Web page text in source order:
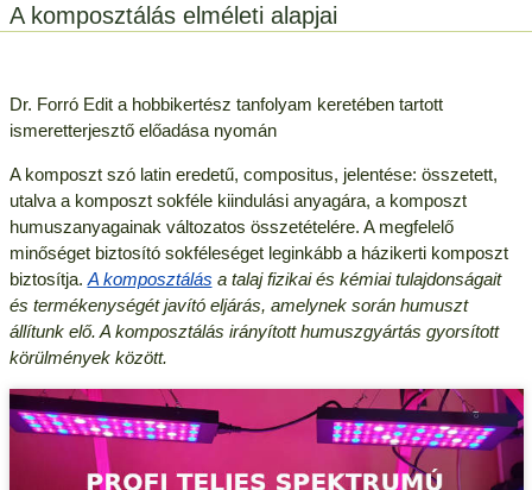
A komposztálás elméleti alapjai
Dr. Forró Edit a hobbikertész tanfolyam keretében tartott
ismeretterjesztő előadása nyomán
A komposzt szó latin eredetű, compositus, jelentése: összetett,
utalva a komposzt sokféle kiindulási anyagára, a komposzt
humuszanyagainak változatos összetételére. A megfelelő
minőséget biztosító sokféleséget leginkább a házikerti komposzt
biztosítja. A komposztálás a talaj fizikai és kémiai tulajdonságait
és termékenységét javító eljárás, amelynek során humuszt
állítunk elő. A komposztálás irányított humuszgyártás gyorsított
körülmények között.